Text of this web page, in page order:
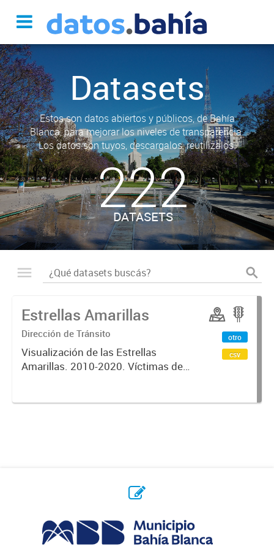
Datasets
Estos son datos abiertos y públicos, de Bahía
Blanca, para mejorar los niveles de transparencia.
Los datos son tuyos, descargalos, reutilizalos.
222
DATASETS
Estrellas Amarillas
Dirección de Tránsito
Visualización de las Estrellas
Amarillas. 2010-2020. Víctimas de
otro
csv